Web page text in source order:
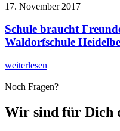
17. November 2017
Schule braucht
Waldorfschule
weiterlesen
Noch Fragen?
Wir sind für Dich